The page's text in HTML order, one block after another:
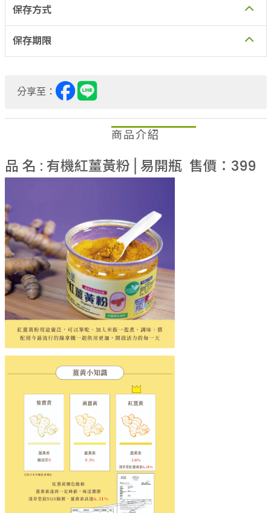
---------------------------------------
產品安心證明
✦清真製程生產雙認證
✦通過HACCP、ISO22000認證
✦獲得官方獎項最多、認證最多
✦中興大學有機生產驗證
保存方式
保存期限
分享至：
商品介紹
品 名 : 有機紅薑黃粉⎪易開瓶 售價：399